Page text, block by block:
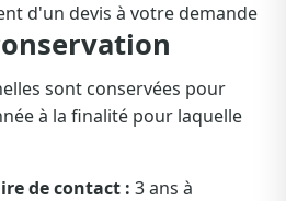
d'un devis à votre demande
sont conservées pour
à la finalité pour laquelle
de contact : 3 ans à